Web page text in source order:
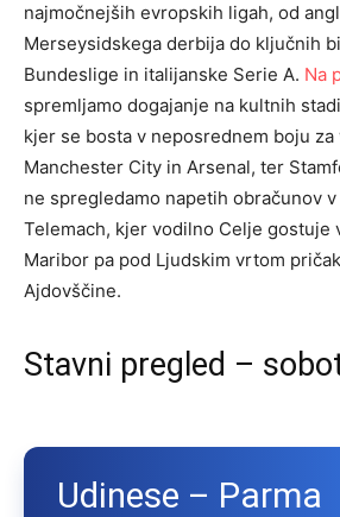
najmočnejših evropskih ligah, od
Merseysidskega derbija do ključnih
Bundeslige in italijanske Serie A. Na
spremljamo dogajanje na kultnih
kjer se bosta v neposrednem boju
Manchester City in Arsenal, ter
ne spregledamo napetih obračunov
Telemach, kjer vodilno Celje gostuje
Maribor pa pod Ljudskim vrtom
Ajdovščine.
Stavni pregled –
Udinese – Parma